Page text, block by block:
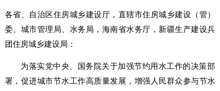
学术交流
各省、自治区住房城乡建设厅，直辖市住房城乡建设（管）
委、城市管理局、水务局，海南省水务厅，新疆生产建设兵
团住房城乡建设局：
为落实党中央、国务院关于加强节约用水工作的决策部
署，促进城市节水工作高质量发展，增强人民群众参与节水